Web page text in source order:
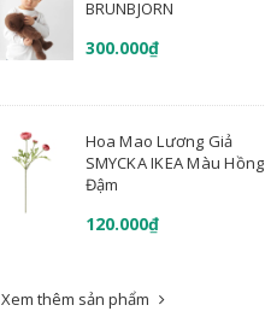
BRUNBJORN
300.000₫
Hoa Mao Lương Giả
SMYCKA IKEA Màu Hồng
Đậm
120.000₫
Xem thêm sản phẩm